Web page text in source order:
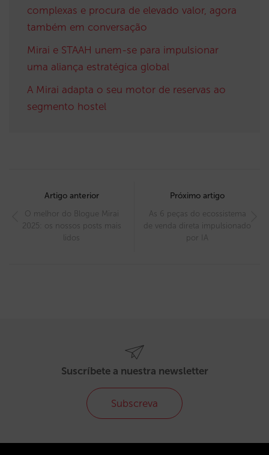
complexas e procura de elevado valor, agora
também em conversação
Mirai e STAAH unem-se para impulsionar
uma aliança estratégica global
A Mirai adapta o seu motor de reservas ao
segmento hostel
navigation
Artigo anterior
O melhor do Blogue Mirai
2025: os nossos posts mais
lidos
Próximo artigo
As 6 peças do ecossistema
de venda direta impulsionado
por IA
Suscríbete a nuestra newsletter
Subscreva